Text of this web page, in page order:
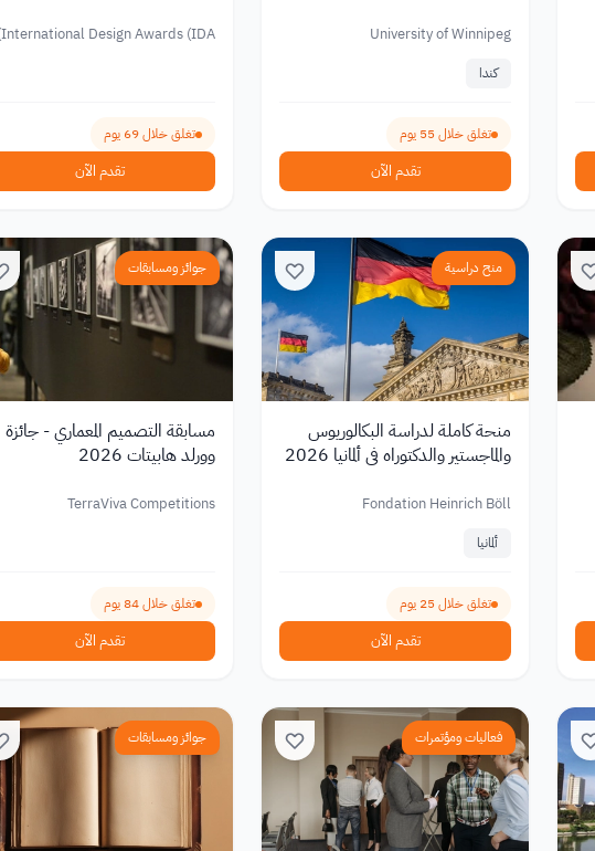
University of Winnipeg
كندا
تغلق خلال 55 يوم
تقدم الآن
International Design Awards (IDA)
تغلق خلال 69 يوم
تقدم الآن
منح دراسية
منحة كاملة لدراسة البكالوريوس
والماجستير والدكتوراه في ألمانيا 2026
Fondation Heinrich Böll
ألمانيا
تغلق خلال 25 يوم
تقدم الآن
جوائز ومسابقات
مسابقة التصميم المعماري - جائزة
وورلد هابيتات 2026
TerraViva Competitions
تغلق خلال 84 يوم
تقدم الآن
فعاليات ومؤتمرات جوائز ومسابقات